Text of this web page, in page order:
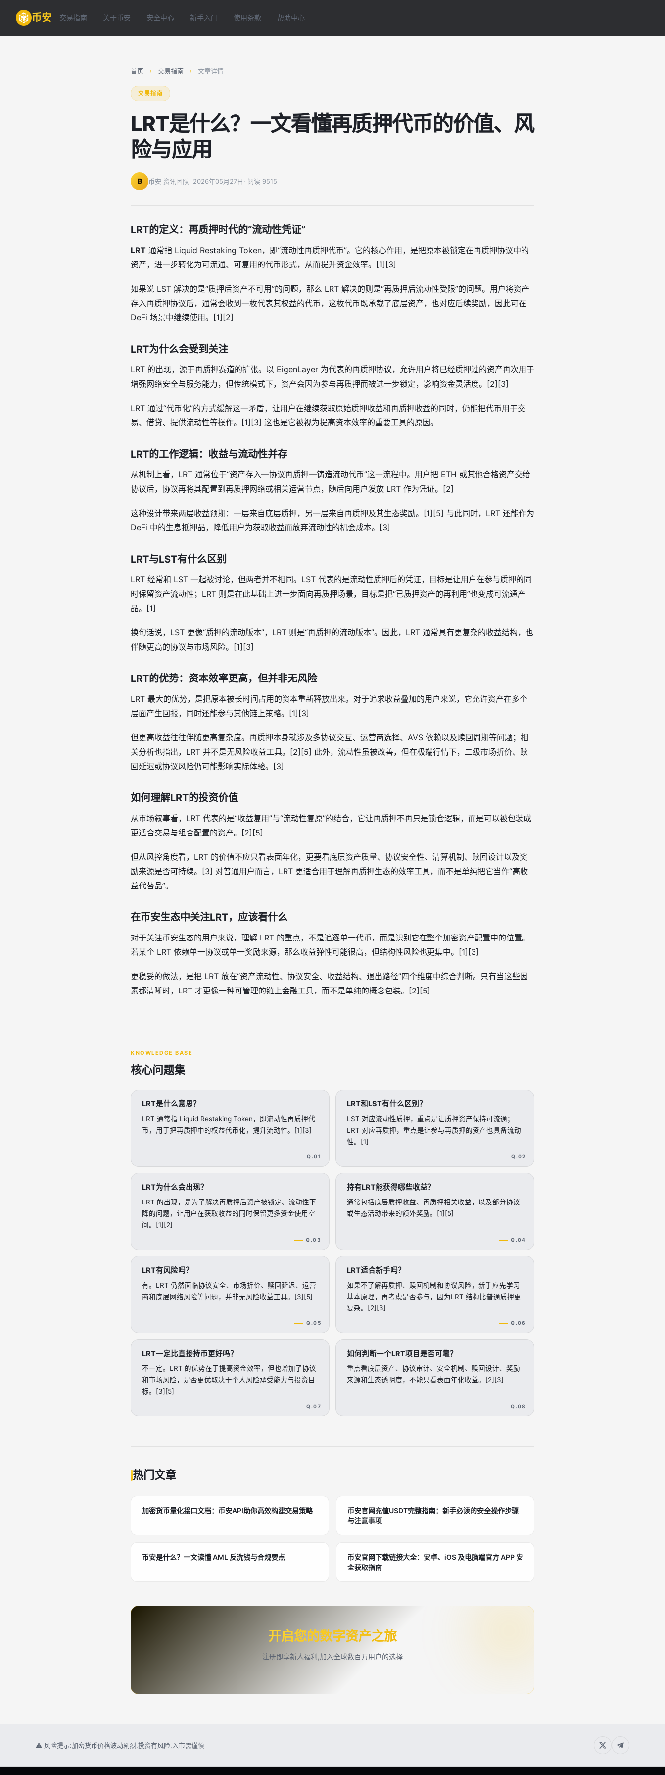
币安 交易指南 关于币安 安全中心 新手入门 使用条款 帮助中心
首页 › 交易指南 › 文章详情
交易指南
LRT是什么？一文看懂再质押代币的价值、风
险与应用
B 币安 资讯团队· 2026年05月27日· 阅读 9515
LRT的定义：再质押时代的“流动性凭证”
LRT 通常指 Liquid Restaking Token，即“流动性再质押代币”。它的核心作用，是把原本被锁定在再质押协议中的
资产，进一步转化为可流通、可复用的代币形式，从而提升资金效率。[1][3]
如果说 LST 解决的是“质押后资产不可用”的问题，那么 LRT 解决的则是“再质押后流动性受限”的问题。用户将资产
存入再质押协议后，通常会收到一枚代表其权益的代币，这枚代币既承载了底层资产，也对应后续奖励，因此可在
DeFi 场景中继续使用。[1][2]
LRT为什么会受到关注
LRT 的出现，源于再质押赛道的扩张。以 EigenLayer 为代表的再质押协议，允许用户将已经质押过的资产再次用于
增强网络安全与服务能力，但传统模式下，资产会因为参与再质押而被进一步锁定，影响资金灵活度。[2][3]
LRT 通过“代币化”的方式缓解这一矛盾，让用户在继续获取原始质押收益和再质押收益的同时，仍能把代币用于交
易、借贷、提供流动性等操作。[1][3] 这也是它被视为提高资本效率的重要工具的原因。
LRT的工作逻辑：收益与流动性并存
从机制上看，LRT 通常位于“资产存入—协议再质押—铸造流动代币”这一流程中。用户把 ETH 或其他合格资产交给
协议后，协议再将其配置到再质押网络或相关运营节点，随后向用户发放 LRT 作为凭证。[2]
这种设计带来两层收益预期：一层来自底层质押，另一层来自再质押及其生态奖励。[1][5] 与此同时，LRT 还能作为
DeFi 中的生息抵押品，降低用户为获取收益而放弃流动性的机会成本。[3]
LRT与LST有什么区别
LRT 经常和 LST 一起被讨论，但两者并不相同。LST 代表的是流动性质押后的凭证，目标是让用户在参与质押的同
时保留资产流动性；LRT 则是在此基础上进一步面向再质押场景，目标是把“已质押资产的再利用”也变成可流通产
品。[1]
换句话说，LST 更像“质押的流动版本”，LRT 则是“再质押的流动版本”。因此，LRT 通常具有更复杂的收益结构，也
伴随更高的协议与市场风险。[1][3]
LRT的优势：资本效率更高，但并非无风险
LRT 最大的优势，是把原本被长时间占用的资本重新释放出来。对于追求收益叠加的用户来说，它允许资产在多个
层面产生回报，同时还能参与其他链上策略。[1][3]
但更高收益往往伴随更高复杂度。再质押本身就涉及多协议交互、运营商选择、AVS 依赖以及赎回周期等问题；相
关分析也指出，LRT 并不是无风险收益工具。[2][5] 此外，流动性虽被改善，但在极端行情下，二级市场折价、赎
回延迟或协议风险仍可能影响实际体验。[3]
如何理解LRT的投资价值
从市场叙事看，LRT 代表的是“收益复用”与“流动性复原”的结合，它让再质押不再只是锁仓逻辑，而是可以被包装成
更适合交易与组合配置的资产。[2][5]
但从风控角度看，LRT 的价值不应只看表面年化，更要看底层资产质量、协议安全性、清算机制、赎回设计以及奖
励来源是否可持续。[3] 对普通用户而言，LRT 更适合用于理解再质押生态的效率工具，而不是单纯把它当作“高收
益代替品”。
在币安生态中关注LRT，应该看什么
对于关注币安生态的用户来说，理解 LRT 的重点，不是追逐单一代币，而是识别它在整个加密资产配置中的位置。
若某个 LRT 依赖单一协议或单一奖励来源，那么收益弹性可能很高，但结构性风险也更集中。[1][3]
更稳妥的做法，是把 LRT 放在“资产流动性、协议安全、收益结构、退出路径”四个维度中综合判断。只有当这些因
素都清晰时，LRT 才更像一种可管理的链上金融工具，而不是单纯的概念包装。[2][5]
KNOWLEDGE BASE
核心问题集
LRT是什么意思？
LRT 通常指 Liquid Restaking Token，即流动性再质押代
币，用于把再质押中的权益代币化，提升流动性。[1][3]
Q.01
LRT和LST有什么区别？
LST 对应流动性质押，重点是让质押资产保持可流通；
LRT 对应再质押，重点是让参与再质押的资产也具备流动
性。[1]
Q.02
LRT为什么会出现？
LRT 的出现，是为了解决再质押后资产被锁定、流动性下
降的问题，让用户在获取收益的同时保留更多资金使用空
间。[1][2]
Q.03
持有LRT能获得哪些收益？
通常包括底层质押收益、再质押相关收益，以及部分协议
或生态活动带来的额外奖励。[1][5]
Q.04
LRT有风险吗？
有。LRT 仍然面临协议安全、市场折价、赎回延迟、运营
商和底层网络风险等问题，并非无风险收益工具。[3][5]
Q.05
LRT适合新手吗？
如果不了解再质押、赎回机制和协议风险，新手应先学习
基本原理，再考虑是否参与，因为LRT 结构比普通质押更
复杂。[2][3]
Q.06
LRT一定比直接持币更好吗？
不一定。LRT 的优势在于提高资金效率，但也增加了协议
和市场风险，是否更优取决于个人风险承受能力与投资目
标。[3][5]
Q.07
如何判断一个LRT项目是否可靠？
重点看底层资产、协议审计、安全机制、赎回设计、奖励
来源和生态透明度，不能只看表面年化收益。[2][3]
Q.08
热门文章
加密货币量化接口文档：币安API助你高效构建交易策略
币安官网充值USDT完整指南：新手必读的安全操作步骤
与注意事项
币安是什么？一文读懂 AML 反洗钱与合规要点
币安官网下载链接大全：安卓、iOS 及电脑端官方 APP 安
全获取指南
开启您的数字资产之旅
注册即享新人福利,加入全球数百万用户的选择
⚠ 风险提示:加密货币价格波动剧烈,投资有风险,入市需谨慎